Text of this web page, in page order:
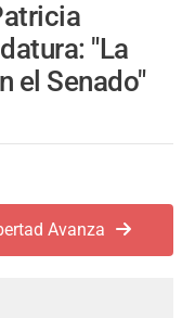
"La
el Senado"
Avanza